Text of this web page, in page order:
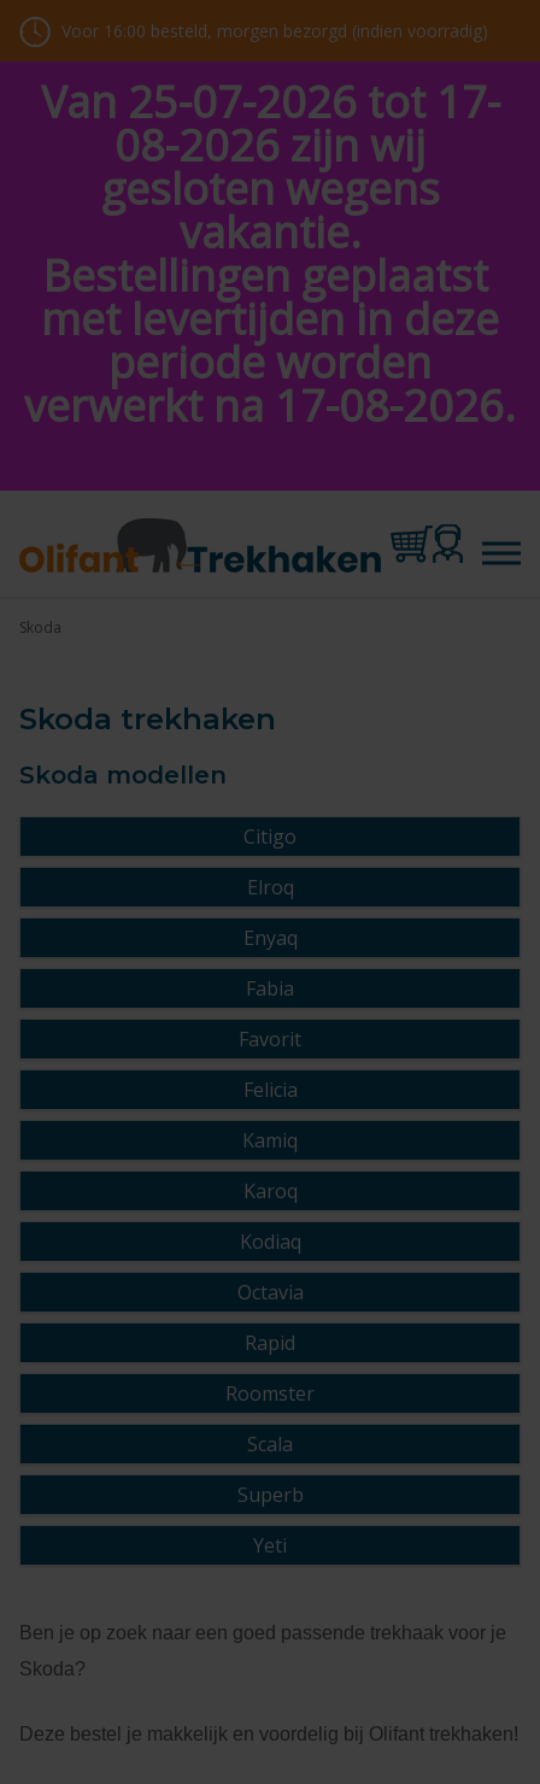
Voor 16:00 besteld, morgen bezorgd (indien voorradig)
Van 25-07-2026 tot 17-
08-2026 zijn wij
gesloten wegens
vakantie.
Bestellingen geplaatst
met levertijden in deze
periode worden
verwerkt na 17-08-2026.
Skoda
Skoda trekhaken
Skoda modellen
Citigo
Elroq
Enyaq
Fabia
Favorit
Felicia
Kamiq
Karoq
Kodiaq
Octavia
Rapid
Roomster
Scala
Superb
Yeti
Ben je op zoek naar een goed passende trekhaak voor je
Skoda?
Deze bestel je makkelijk en voordelig bij Olifant trekhaken!